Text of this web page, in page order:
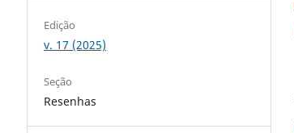
Edição
v. 17 (2025)
Seção
Resenhas